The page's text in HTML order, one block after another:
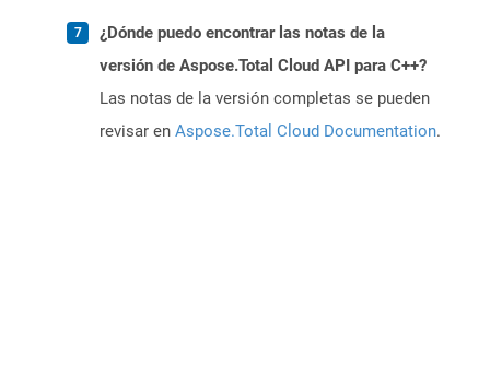
¿Dónde puedo encontrar las notas de la
versión de Aspose.Total Cloud API para C++?
Las notas de la versión completas se pueden
revisar en Aspose.Total Cloud Documentation.